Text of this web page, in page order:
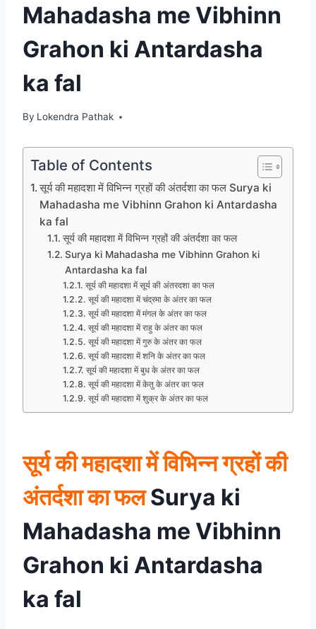
Mahadasha me Vibhinn
Grahon ki Antardasha
ka fal
By Lokendra Pathak
Table of Contents
सूर्य की महादशा में विभिन्न ग्रहों की अंतर्दशा का फल Surya ki
Mahadasha me Vibhinn Grahon ki Antardasha
ka fal
सूर्य की महादशा में विभिन्न ग्रहों की अंतर्दशा का फल
Surya ki Mahadasha me Vibhinn Grahon ki
Antardasha ka fal
सूर्य की महादशा में सूर्य की अंतरदशा का फल
सूर्य की महादशा में चंद्रमा के अंतर का फल
सूर्य की महादशा में मंगल के अंतर का फल
सूर्य की महादशा में राहु के अंतर का फल
सूर्य की महादशा में गुरु के अंतर का फल
सूर्य की महादशा में शनि के अंतर का फल
सूर्य की महादशा में बुध के अंतर का फल
सूर्य की महादशा में केतु के अंतर का फल
सूर्य की महादशा में शुक्र के अंतर का फल
सूर्य की महादशा में विभिन्न ग्रहों की
अंतर्दशा का फलSurya ki
Mahadasha me Vibhinn
Grahon ki Antardasha
ka fal